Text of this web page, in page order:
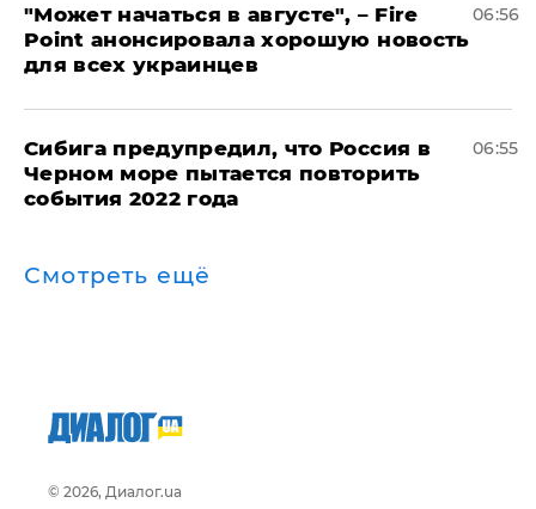
"Может начаться в августе", – Fire
Point анонсировала хорошую новость
для всех украинцев
06:56
Сибига предупредил, что Россия в
Черном море пытается повторить
события 2022 года
06:55
Смотреть ещё
© 2026, Диалог.ua